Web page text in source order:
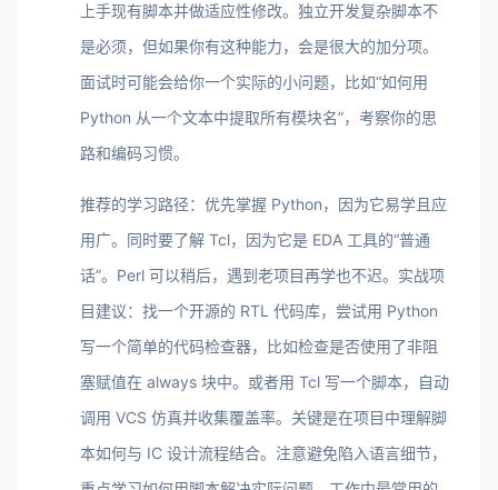
上手现有脚本并做适应性修改。独立开发复杂脚本不
是必须，但如果你有这种能力，会是很大的加分项。
面试时可能会给你一个实际的小问题，比如“如何用
Python 从一个文本中提取所有模块名”，考察你的思
路和编码习惯。
推荐的学习路径：优先掌握 Python，因为它易学且应
用广。同时要了解 Tcl，因为它是 EDA 工具的“普通
话”。Perl 可以稍后，遇到老项目再学也不迟。实战项
目建议：找一个开源的 RTL 代码库，尝试用 Python
写一个简单的代码检查器，比如检查是否使用了非阻
塞赋值在 always 块中。或者用 Tcl 写一个脚本，自动
调用 VCS 仿真并收集覆盖率。关键是在项目中理解脚
本如何与 IC 设计流程结合。注意避免陷入语言细节，